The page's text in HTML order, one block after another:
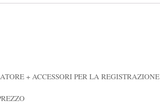
+ ACCESSORI PER LA REGISTRAZIONE